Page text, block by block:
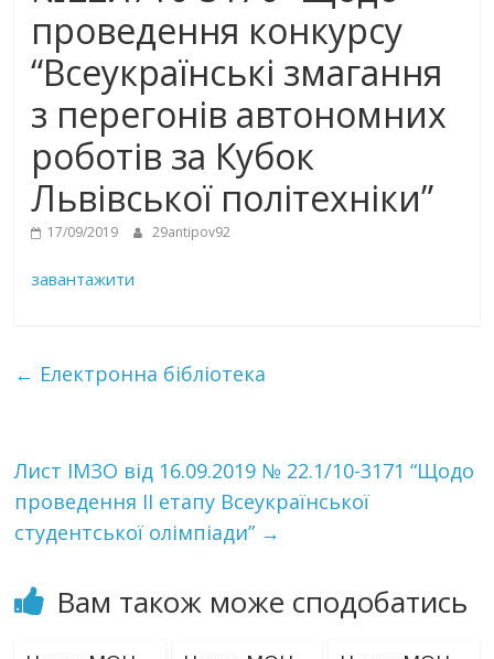
проведення конкурсу
“Всеукраїнські змагання
з перегонів автономних
роботів за Кубок
Львівської політехніки”
17/09/2019 29antipov92
завантажити
← Електронна бібліотека
Лист ІМЗО від 16.09.2019 № 22.1/10-3171 “Щодо
проведення ІІ етапу Всеукраїнської
студентської олімпіади” →
Вам також може сподобатись